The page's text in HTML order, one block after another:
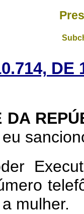
DE
DA
mulher.